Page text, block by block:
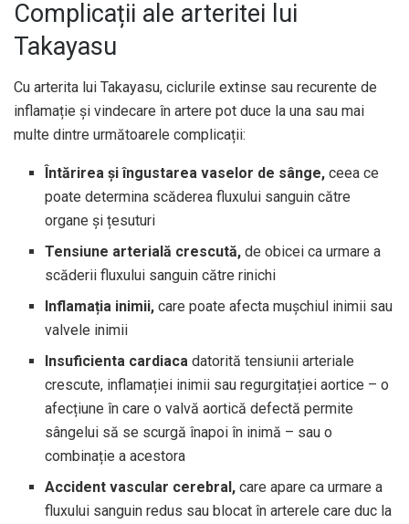
Complicații ale arteritei lui
Takayasu
Cu arterita lui Takayasu, ciclurile extinse sau recurente de
inflamație și vindecare în artere pot duce la una sau mai
multe dintre următoarele complicații:
Întărirea și îngustarea vaselor de sânge, ceea ce
poate determina scăderea fluxului sanguin către
organe și țesuturi
Tensiune arterială crescută, de obicei ca urmare a
scăderii fluxului sanguin către rinichi
Inflamația inimii, care poate afecta mușchiul inimii sau
valvele inimii
Insuficienta cardiaca datorită tensiunii arteriale
crescute, inflamației inimii sau regurgitației aortice – o
afecțiune în care o valvă aortică defectă permite
sângelui să se scurgă înapoi în inimă – sau o
combinație a acestora
Accident vascular cerebral, care apare ca urmare a
fluxului sanguin redus sau blocat în arterele care duc la